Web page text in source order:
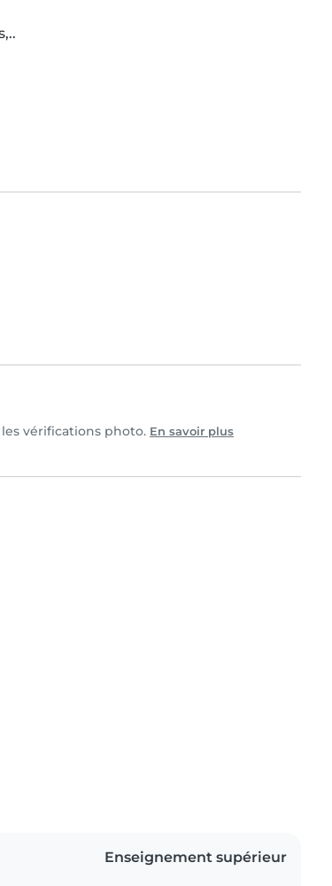
vérifications photo. En savoir plus
Enseignement supérieur